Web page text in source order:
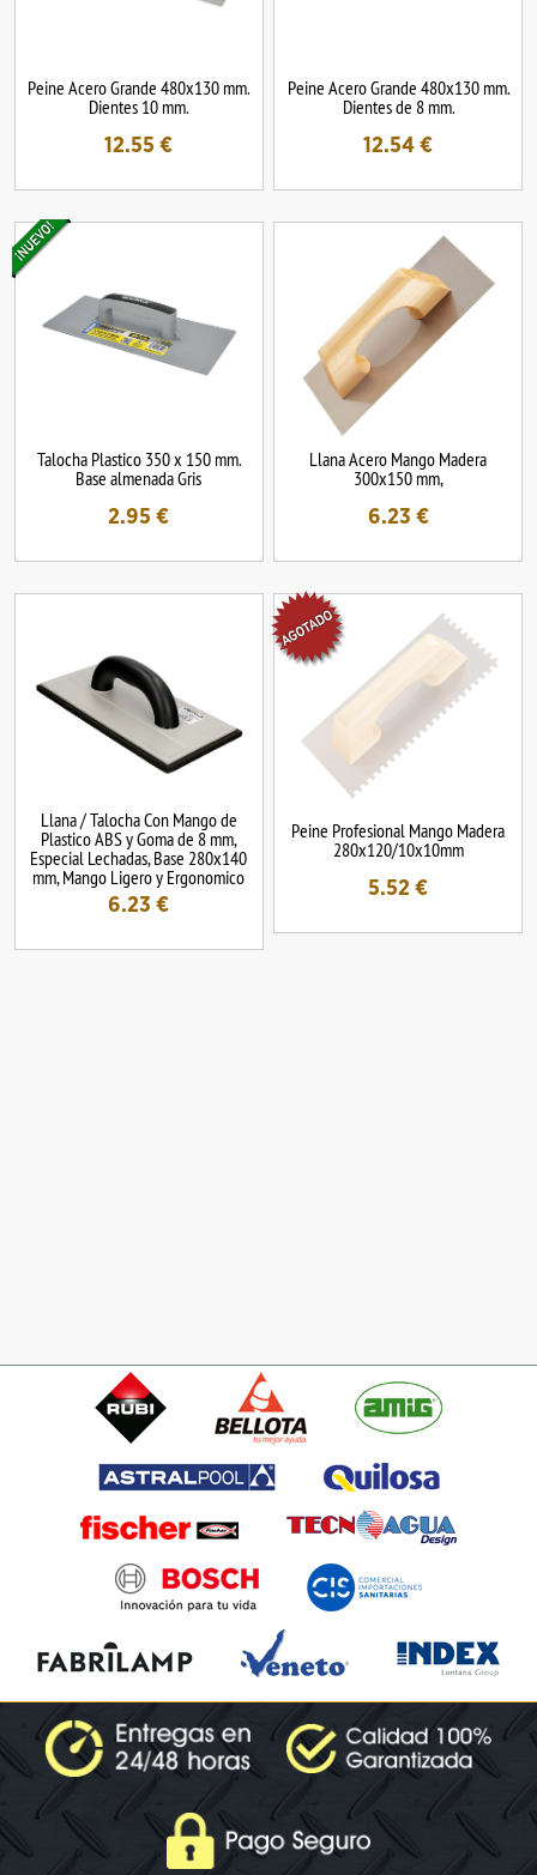
Peine Acero Grande 480x130 mm.
Dientes 10 mm.
12.55 €
Peine Acero Grande 480x130 mm.
Dientes de 8 mm.
12.54 €
Talocha Plastico 350 x 150 mm.
Base almenada Gris
2.95 €
Llana Acero Mango Madera
300x150 mm,
6.23 €
Llana / Talocha Con Mango de
Plastico ABS y Goma de 8 mm,
Especial Lechadas, Base 280x140
mm, Mango Ligero y Ergonomico
6.23 €
Peine Profesional Mango Madera
280x120/10x10mm
5.52 €